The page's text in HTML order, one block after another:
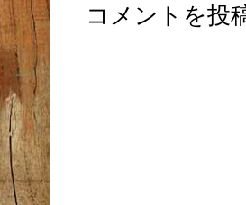
コメントを投